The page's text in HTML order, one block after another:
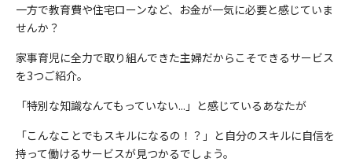
一方で教育費や住宅ローンなど、お金が一気に必要と感じていま
せんか？
家事育児に全力で取り組んできた主婦だからこそできるサービス
を3つご紹介。
「特別な知識なんてもっていない...」と感じているあなたが
「こんなことでもスキルになるの！？」と自分のスキルに自信を
持って働けるサービスが見つかるでしょう。